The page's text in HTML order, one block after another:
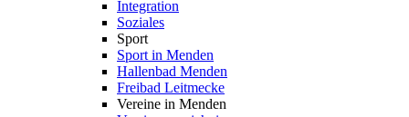
Integration
Soziales
Sport
Sport in Menden
Hallenbad Menden
Freibad Leitmecke
Vereine in Menden